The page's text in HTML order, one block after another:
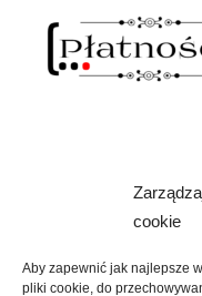
cookie
Aby zapewnić jak najlepsze
pliki cookie, do
NAWIAS
SKLEP